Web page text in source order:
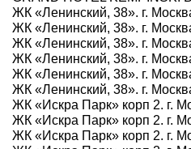
ЖК «Ленинский, 38». г.
ЖК «Ленинский, 38». г.
ЖК «Ленинский, 38». г.
ЖК «Ленинский, 38». г.
ЖК «Ленинский, 38». г.
ЖК «Ленинский, 38». г.
ЖК «Искра Парк» корп 2. г.
ЖК «Искра Парк» корп 2. г.
ЖК «Искра Парк» корп 2. г.